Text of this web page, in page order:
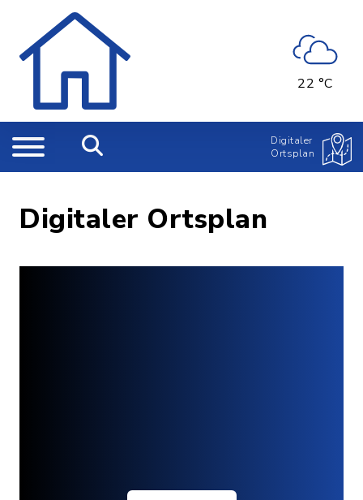
22 °C
Digitaler
Ortsplan
Digitaler Ortsplan